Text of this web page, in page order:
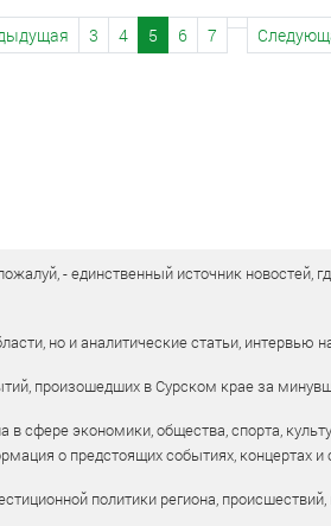
3 4 5 6 7
- единственный источник
но и аналитические статьи,
произошедших в Сурском крае за
сфере экономики, общества, спорта,
о предстоящих событиях, концертах и
политики региона,